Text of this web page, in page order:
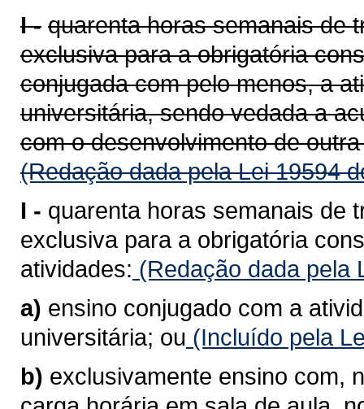
I - quarenta horas semanais de
exclusiva para a obrigatória
conjugada com pelo menos, a
universitária, sendo vedada a
com o desenvolvimento de
(Redação dada pela Lei 19594
I - quarenta horas semanais de
exclusiva para a obrigatória
atividades: (Redação dada pela
a) ensino conjugado com a
universitária; ou (Incluído pela
b) exclusivamente ensino com,